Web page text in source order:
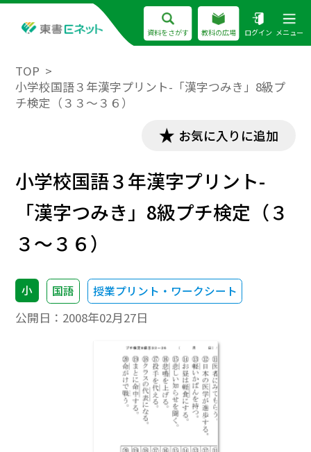
資料をさがす 教科の広場 ログイン メニュー
TOP
小学校国語３年漢字プリント-「漢字つみき」8級プ
チ検定（３３～３６）
お気に入りに追加
小学校国語３年漢字プリント-
「漢字つみき」8級プチ検定（３
３～３６）
小 国語 授業プリント・ワークシート
公開日： 2008年02月27日